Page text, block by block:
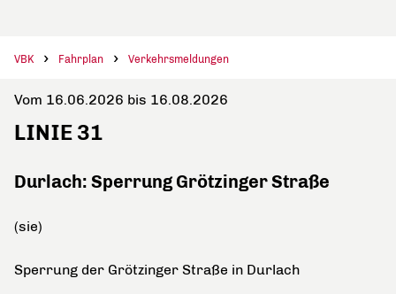
VBK Fahrplan Verkehrsmeldungen
Vom 16.06.2026 bis 16.08.2026
LINIE 31
Durlach: Sperrung Grötzinger Straße
(sie)
Sperrung der Grötzinger Straße in Durlach